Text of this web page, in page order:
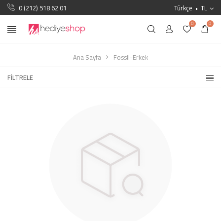
0 (212) 518 62 01 Türkçe TL
0 0
Ana Sayfa
Fossil-Erkek
FILTRELE